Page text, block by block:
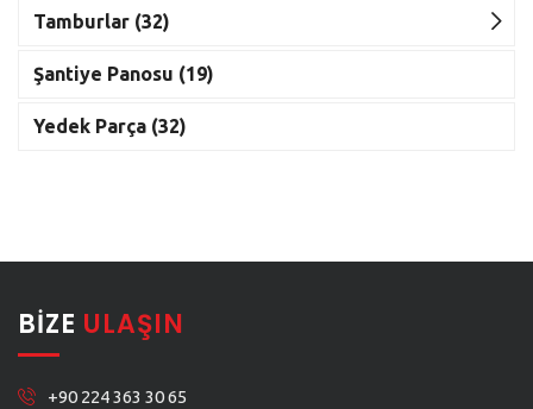
Tamburlar (32)
Şantiye Panosu (19)
Yedek Parça (32)
BIZE ULAŞIN
+90 224 363 30 65